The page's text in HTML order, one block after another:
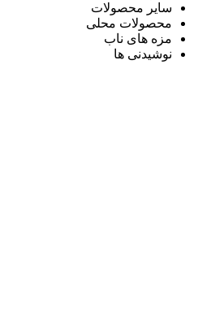
سایر محصولات
محصولات محلی
مزه های ناب
نوشیدنی ها